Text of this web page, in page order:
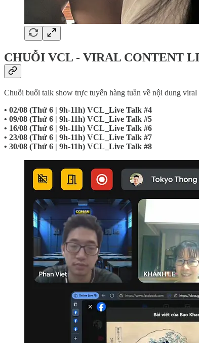
CHUỖI VCL - VIRAL CONTENT
Chuỗi buổi talk show trực tuyến hàng tuần về nội dung
• 02/08 (Thứ 6 | 9h-11h) VCL_Live Talk #4
• 09/08 (Thứ 6 | 9h-11h) VCL_Live Talk #5
• 16/08 (Thứ 6 | 9h-11h) VCL_Live Talk #6
• 23/08 (Thứ 6 | 9h-11h) VCL_Live Talk #7
• 30/08 (Thứ 6 | 9h-11h) VCL_Live Talk #8